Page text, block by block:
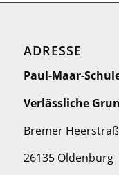
ADRESSE
Paul-Maar-
Verlässliche
Bremer
26135 Oldenburg